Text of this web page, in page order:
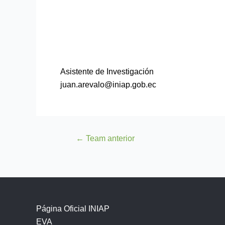
Asistente de Investigación
juan.arevalo@iniap.gob.ec
← Team anterior
Página Oficial INIAP
EVA